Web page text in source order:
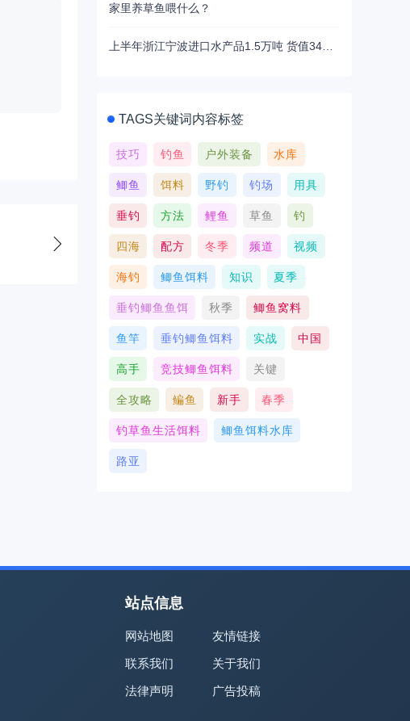
家里养草鱼喂什么？
TAGS关键词内容标签
技巧 钓鱼 户外装备 水库
鲫鱼 饵料 野钓 钓场 用具
垂钓 方法 鲤鱼 草鱼 钓
四海 配方 冬季 频道 视频
海钓 鲫鱼饵料 知识 夏季
垂钓鲫鱼鱼饵 秋季 鲫鱼窝料
鱼竿 垂钓鲫鱼饵料 实战 中国
高手 竞技鲫鱼饵料 关键
全攻略 鳊鱼 新手 春季
钓草鱼生活饵料 鲫鱼饵料水库
路亚
站点信息
网站地图
友情链接
联系我们
关于我们
法律声明
广告投稿